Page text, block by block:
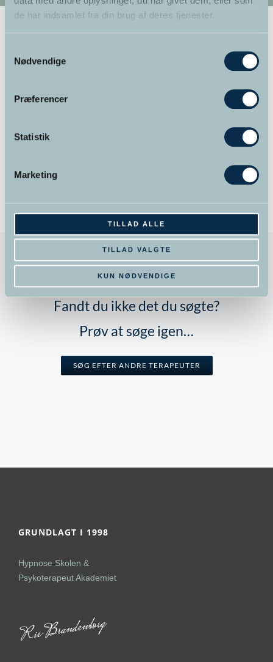
de har indsamlet fra din brug af deres tjenester.
Nødvendige
Præferencer
Statistik
Marketing
TILLAD ALLE
TILLAD VALGTE
KUN NØDVENDIGE
Fandt du ikke det du søgte?
Prøv at søge igen…
SØG EFTER ANDRE TERAPEUTER
GRUNDLAGT I 1998
Hypnose Skolen &
Psykoterapeut Akademiet